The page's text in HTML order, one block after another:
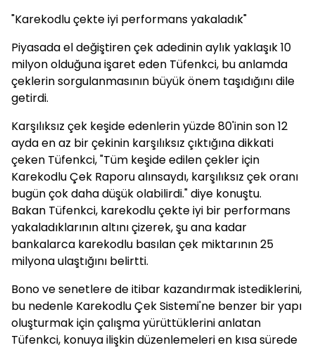
"Karekodlu çekte iyi performans yakaladık"
Piyasada el değiştiren çek adedinin aylık yaklaşık 10
milyon olduğuna işaret eden Tüfenkci, bu anlamda
çeklerin sorgulanmasının büyük önem taşıdığını dile
getirdi.
Karşılıksız çek keşide edenlerin yüzde 80'inin son 12
ayda en az bir çekinin karşılıksız çıktığına dikkati
çeken Tüfenkci, "Tüm keşide edilen çekler için
Karekodlu Çek Raporu alınsaydı, karşılıksız çek oranı
bugün çok daha düşük olabilirdi." diye konuştu.
Bakan Tüfenkci, karekodlu çekte iyi bir performans
yakaladıklarının altını çizerek, şu ana kadar
bankalarca karekodlu basılan çek miktarının 25
milyona ulaştığını belirtti.
Bono ve senetlere de itibar kazandırmak istediklerini,
bu nedenle Karekodlu Çek Sistemi'ne benzer bir yapı
oluşturmak için çalışma yürüttüklerini anlatan
Tüfenkci, konuya ilişkin düzenlemeleri en kısa sürede